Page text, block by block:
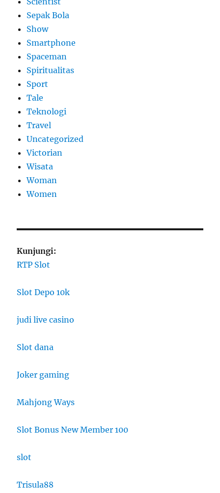
Sepak Bola
Show
Smartphone
Spaceman
Spiritualitas
Sport
Tale
Teknologi
Travel
Uncategorized
Victorian
Wisata
Woman
Women
Kunjungi:
RTP Slot
Slot Depo 10k
judi live casino
Slot dana
Joker gaming
Mahjong Ways
Slot Bonus New Member 100
slot
Trisula88